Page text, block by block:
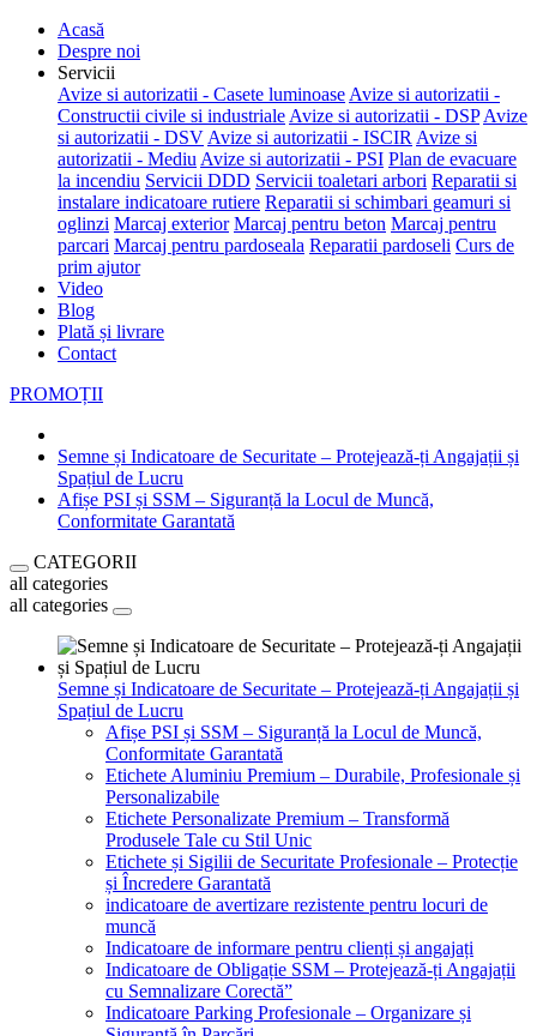
Acasă
Despre noi
Servicii
Avize si autorizatii - Casete luminoase Avize si autorizatii -
Constructii civile si industriale Avize si autorizatii - DSP Avize
si autorizatii - DSV Avize si autorizatii - ISCIR Avize si
autorizatii - Mediu Avize si autorizatii - PSI Plan de evacuare
la incendiu Servicii DDD Servicii toaletari arbori Reparatii si
instalare indicatoare rutiere Reparatii si schimbari geamuri si
oglinzi Marcaj exterior Marcaj pentru beton Marcaj pentru
parcari Marcaj pentru pardoseala Reparatii pardoseli Curs de
prim ajutor
Video
Blog
Plată și livrare
Contact
PROMOȚII
Semne și Indicatoare de Securitate – Protejează-ți Angajații și
Spațiul de Lucru
Afișe PSI și SSM – Siguranță la Locul de Muncă,
Conformitate Garantată
CATEGORII
all categories
all categories
Semne și Indicatoare de Securitate – Protejează-ți Angajații și
Spațiul de Lucru
Afișe PSI și SSM – Siguranță la Locul de Muncă,
Conformitate Garantată
Etichete Aluminiu Premium – Durabile, Profesionale și
Personalizabile
Etichete Personalizate Premium – Transformă
Produsele Tale cu Stil Unic
Etichete și Sigilii de Securitate Profesionale – Protecție
și Încredere Garantată
indicatoare de avertizare rezistente pentru locuri de
muncă
Indicatoare de informare pentru clienți și angajați
Indicatoare de Obligație SSM – Protejează-ți Angajații
cu Semnalizare Corectă”
Indicatoare Parking Profesionale – Organizare și